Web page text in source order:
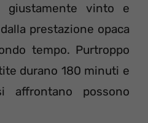
giustamente vinto e
prestazione opaca
tempo. Purtroppo
durano 180 minuti e
affrontano possono